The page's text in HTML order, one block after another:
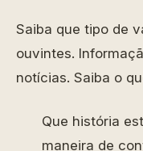
Saiba que tipo de
ouvintes.
notícias. Saiba o
Que história
maneira de